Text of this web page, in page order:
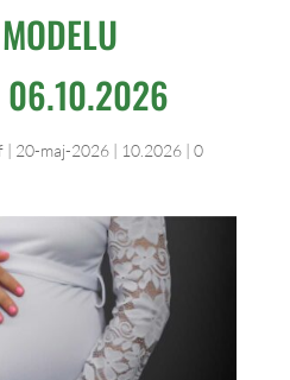
06.10.2026
| 20-maj-2026| 10.2026| 0